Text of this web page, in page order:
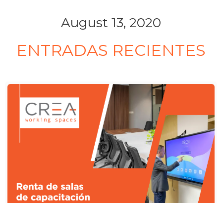
August 13, 2020
ENTRADAS RECIENTES